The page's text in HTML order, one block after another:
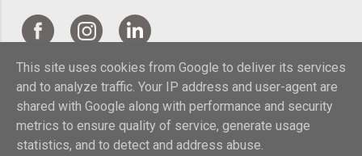
This site uses cookies from Google to deliver its services
and to analyze traffic. Your IP address and user-agent are
shared with Google along with performance and security
metrics to ensure quality of service, generate usage
statistics, and to detect and address abuse.